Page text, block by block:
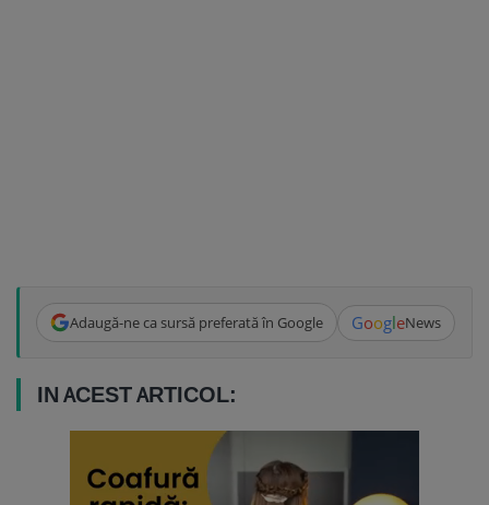
Adaugă-ne ca sursă preferată în Google GoogleNews
IN ACEST ARTICOL: